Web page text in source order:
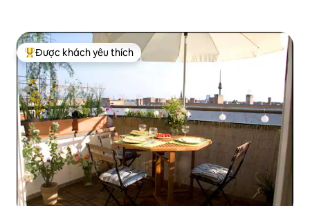
Được khách yêu thích nhất
Được khách yêu thích